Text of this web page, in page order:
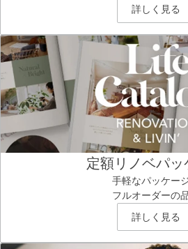
詳しく見る
定額リノベパッ
手軽なパッケー
フルオーダーの
詳しく見る